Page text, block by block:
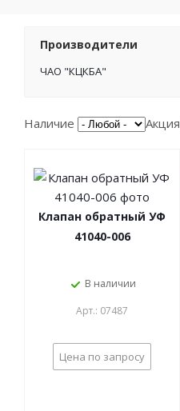
Производители
ЧАО "КЦКБА"
Наличие Акция
Клапан обратный УФ
41040-006
В наличии
Арт.: 07487
Цена по запросу